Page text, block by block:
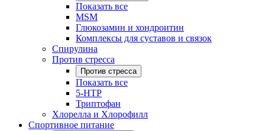
Показать все
MSM
Глюкозамин и хондроитин
Комплексы для суставов и связок
Спирулина
Против стресса
Против стресса
Показать все
5-HTP
Триптофан
Хлорелла и Хлорофилл
Спортивное питание